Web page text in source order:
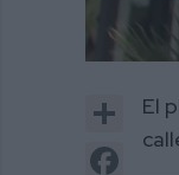
2
minutes,
11
seconds
Share
El